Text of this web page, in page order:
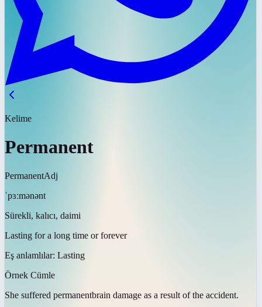
Kelime
Permanent
PermanentAdj
ˈpɜːmənənt
Sürekli, kalıcı, daimi
Lasting for a long time or forever
Eş anlamlılar: Lasting
Örnek Cümle
She suffered permanentbrain damage as a result of the accident.